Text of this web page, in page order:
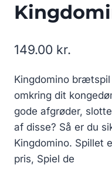
149.00 kr.
Kingdomino
omkring dit
gode afgrøder,
af disse? Så er du
Kingdomino. Spillet
pris, Spiel de